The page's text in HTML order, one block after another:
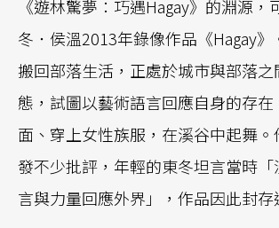
《遊林驚夢：巧遇Hagay》的淵源，
冬．侯溫2013年錄像作品《Hagay
搬回部落生活，正處於城市與部落之
態，試圖以藝術語言回應自身的存
面、穿上女性族服，在溪谷中起舞。
發不少批評，年輕的東冬坦言當時
言與力量回應外界」，作品因此封存